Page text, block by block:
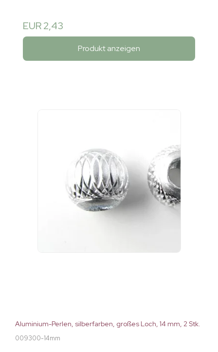
EUR 2,43
Produkt anzeigen
Aluminium-Perlen, silberfarben, großes Loch, 14 mm, 2 Stk.
009300-14mm